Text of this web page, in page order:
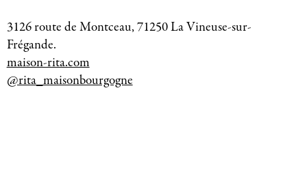
3126 route de Montceau, 71250 La Vineuse-sur-
Frégande.
maison-rita.com
@rita_maisonbourgogne